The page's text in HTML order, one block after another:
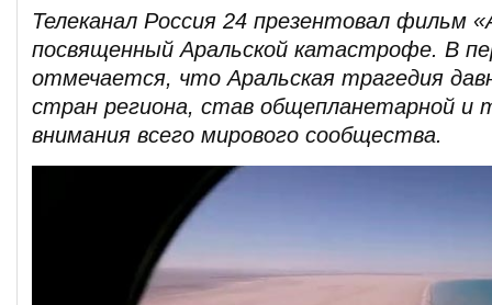
Телеканал Россия 24 презентовал фильм
посвященный Аральской катастрофе. В
отмечается, что Аральская трагедия
стран региона, став общепланетарной и
внимания всего мирового сообщества.